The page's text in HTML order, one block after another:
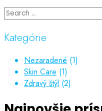
Kategórie
Nezaradené (1)
Skin Care (1)
Zdravý štýl (2)